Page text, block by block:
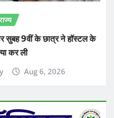
सुबह 9वीं के छात्र ने हॉस्टल के
कर ली
Aug 6, 2026